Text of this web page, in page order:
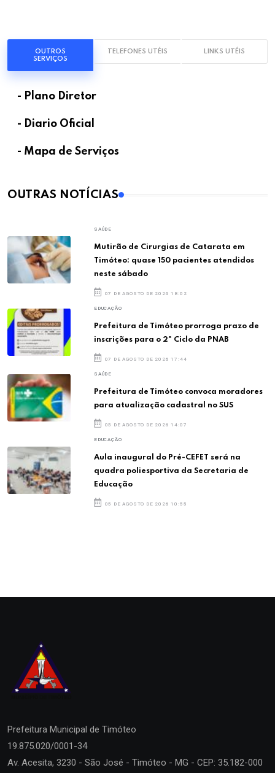
OUTROS
SERVIÇOS
TELEFONES UTÉIS LINKS UTÉIS
- Plano Diretor
- Diario Oficial
- Mapa de Serviços
OUTRAS NOTÍCIAS
SAÚDE
Mutirão de Cirurgias de Catarata em
Timóteo: quase 150 pacientes atendidos
neste sábado
07 DE AGOSTO DE 2026 18:02
EDUCAÇÃO
Prefeitura de Timóteo prorroga prazo de
inscrições para o 2º Ciclo da PNAB
07 DE AGOSTO DE 2026 17:44
SAÚDE
Prefeitura de Timóteo convoca moradores
para atualização cadastral no SUS
05 DE AGOSTO DE 2026 14:07
EDUCAÇÃO
Aula inaugural do Pré-CEFET será na
quadra poliesportiva da Secretaria de
Educação
05 DE AGOSTO DE 2026 10:55
Prefeitura Municipal de Timóteo
19.875.020/0001-34
Av. Acesita, 3230 - São José - Timóteo - MG - CEP: 35.182-000